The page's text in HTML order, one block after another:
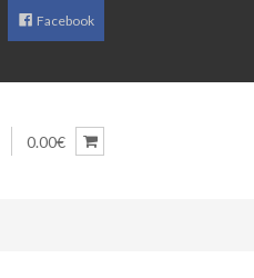
Facebook
0.00€